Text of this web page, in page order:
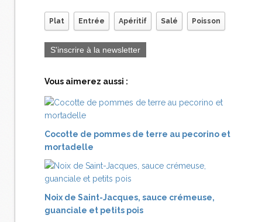
Plat Entrée Apéritif Salé Poisson
S'inscrire à la newsletter
Vous aimerez aussi :
Cocotte de pommes de terre au pecorino et
mortadelle
Noix de Saint-Jacques, sauce crémeuse,
guanciale et petits pois